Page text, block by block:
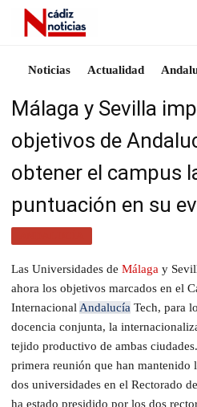
Noticias Actualidad
Málaga y Sevilla
objetivos de
obtener el campus
puntuación en su
Las Universidades de Málaga y
ahora los objetivos marcados en el
Internacional Andalucía Tech, para
docencia conjunta, la
tejido productivo de ambas
primera reunión que han mantenido
dos universidades en el Rectorado
ha estado presidido por los dos